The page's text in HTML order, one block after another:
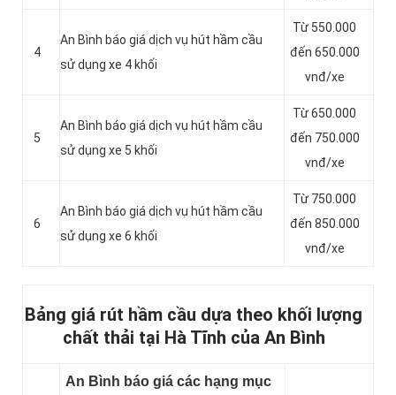
4
An Bình báo giá dịch vụ hút hầm cầu
sử dụng xe 4 khối
Từ 550.000
đến 650.000
vnđ/xe
5
An Bình báo giá dịch vụ hút hầm cầu
sử dụng xe 5 khối
Từ 650.000
đến 750.000
vnđ/xe
6
An Bình báo giá dịch vụ hút hầm cầu
sử dụng xe 6 khối
Từ 750.000
đến 850.000
vnđ/xe
Bảng giá rút hầm cầu dựa theo khối lượng
chất thải tại Hà Tĩnh của An Bình
An Bình báo giá các hạng mục